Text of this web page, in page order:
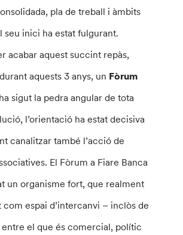
pla de treball i àmbits
seu inici ha estat fulgurant.
acabar aquest succint repàs,
aquests 3 anys, un Fòrum
sigut la pedra angular de tota
l’orientació ha estat decisiva
canalitzar també l’acció de
El Fòrum a Fiare Banca
un organisme fort, que realment
com espai d’intercanvi – inclòs de
el que és comercial, polític